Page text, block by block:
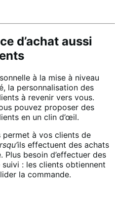
d’achat aussi
à la mise à niveau
la personnalisation des
à revenir vers vous.
pouvez proposer des
en un clin d’œil.
permet à vos clients de
ils effectuent des achats
besoin d’effectuer des
: les clients obtiennent
la commande.